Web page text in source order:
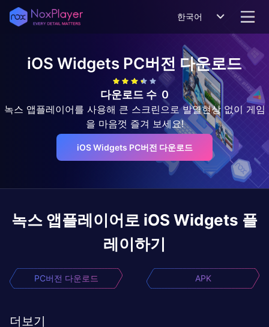
한국어
iOS Widgets PC버전 다운로드
다운로드 수 0
녹스 앱플레이어를 사용해 큰 스크린으로 발열현상 없이 게임
을 마음껏 즐겨 보세요!
iOS Widgets PC버전 다운로드
녹스 앱플레이어로 iOS Widgets 플
레이하기
PC버전 다운로드 APK
더보기